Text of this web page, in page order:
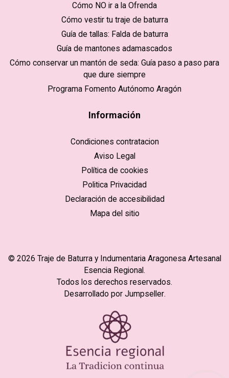
Cómo NO ir a la Ofrenda
Cómo vestir tu traje de baturra
Guía de tallas: Falda de baturra
Guía de mantones adamascados
Cómo conservar un mantón de seda: Guía paso a paso para
que dure siempre
Programa Fomento Autónomo Aragón
Información
Condiciones contratacion
Aviso Legal
Política de cookies
Politica Privacidad
Declaración de accesibilidad
Mapa del sitio
© 2026 Traje de Baturra y Indumentaria Aragonesa Artesanal
Esencia Regional.
Todos los derechos reservados.
Desarrollado por Jumpseller.